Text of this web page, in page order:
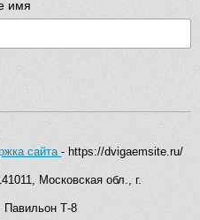
имя
сайта- https://dvigaemsite.ru/
Московская обл., г.
Павильон Т-8